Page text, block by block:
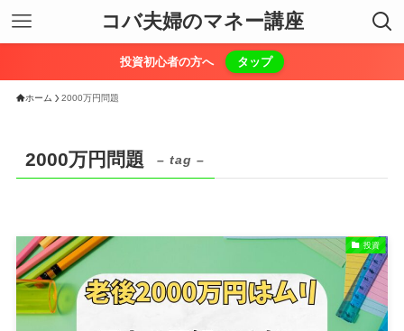
コバ夫婦のマネー講座
投資初心者の方へ タップ
ホーム 2000万円問題
2000万円問題 – tag –
投資